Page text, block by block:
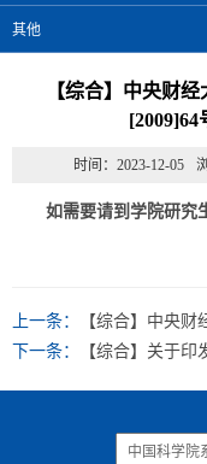
其他
【综合】中央财
[2009]64
时间：2023-12-05
如需要请到学院研究
上一条：
【综合】中央财
下一条：
【综合】关于印发《